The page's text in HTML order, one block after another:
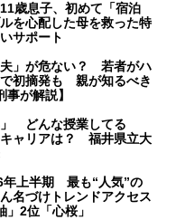
歳息子、初めて「宿泊
を心配した母を救った特
サポート
夫」が危ない？ 若者がハ
初摘発も 親が知るべき
が解説】
」 どんな授業してる
ャリアは？ 福井県立大
年上半期 最も“人気”の
名づけトレンドアクセス
」2位「心桜」